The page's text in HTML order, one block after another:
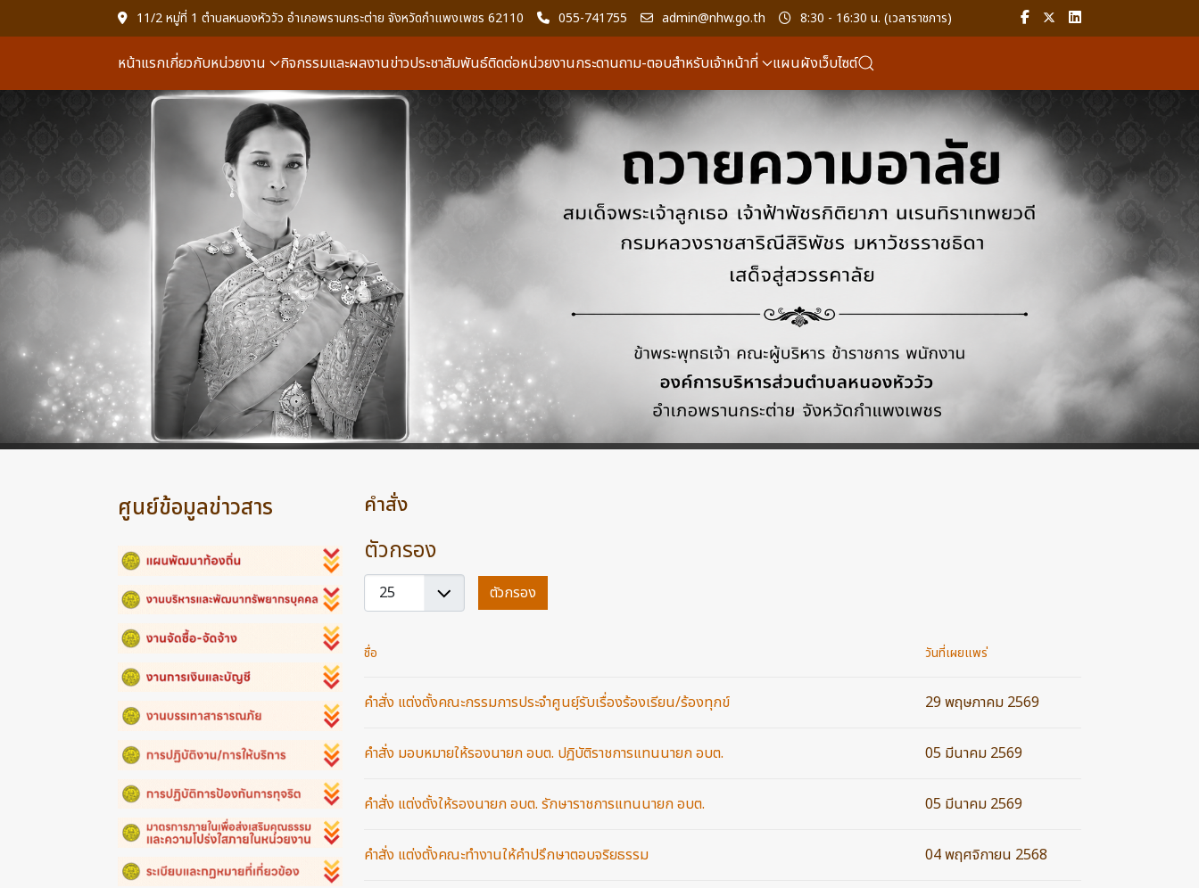
11/2 หมู่ที่ 1 ตำบลหนองหัววัว อำเภอพรานกระต่าย จังหวัดกำแพงเพชร 62110 055-741755 admin@nhw.go.th 8:30 - 16:30 น. (เวลาราชการ)
หน้าแรกเกี่ยวกับหน่วยงาน กิจกรรมและผลงานข่าวประชาสัมพันธ์ติดต่อหน่วยงานกระดานถาม-ตอบสำหรับเจ้าหน้าที่ แผนผังเว็บไซต์
ศูนย์ข้อมูลข่าวสาร คำสั่ง
ตัวกรอง
แสดง
#
ตัวกรอง
ชื่อ วันที่เผยแพร่
คำสั่ง แต่งตั้งคณะกรรมการประจำศูนย์ฺรับเรื่องร้องเรียน/ร้องทุกข์ 29 พฤษภาคม 2569
คำสั่ง มอบหมายให้รองนายก อบต. ปฎิบัติราชการแทนนายก อบต. 05 มีนาคม 2569
คำสั่ง แต่งตั้งให้รองนายก อบต. รักษาราชการแทนนายก อบต. 05 มีนาคม 2569
คำสั่ง แต่งตั้งคณะทำงานให้คำปรึกษาตอบจริยธรรม 04 พฤศจิกายน 2568